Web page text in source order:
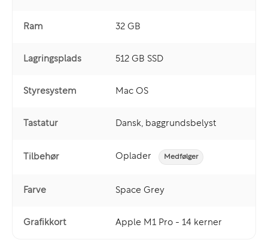
Ram 32 GB
Lagringsplads 512 GB SSD
Styresystem Mac OS
Tastatur Dansk, baggrundsbelyst
Tilbehør Oplader Medfølger
Farve Space Grey
Grafikkort Apple M1 Pro - 14 kerner